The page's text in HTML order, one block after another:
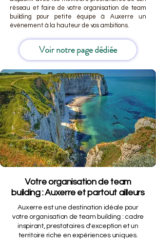
réseau et faire de votre organisation de team
building pour petite équipe à Auxerre un
événement à la hauteur de vos ambitions.
Voir notre page dédiée
Votre organisation de team
building : Auxerre et partout ailleurs
Auxerre est une destination idéale pour
votre organisation de team building : cadre
inspirant, prestataires d'exception et un
territoire riche en expériences uniques.